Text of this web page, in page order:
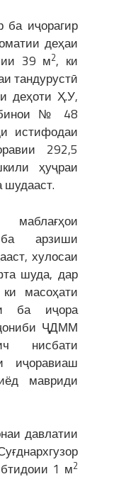
иҷорагир
деҳаи
39 м2, ки
тандурустӣ
деҳоти Ҳ.У,
бинои № 48
истифодаи
292,5
ҳуҷраи
шудааст.
арзиши
хулосаи
шуда, дар
масоҳати
ба иҷора
ҶДММ
нисбати
иҷоравиаш
мавриди
давлатии
1 м2